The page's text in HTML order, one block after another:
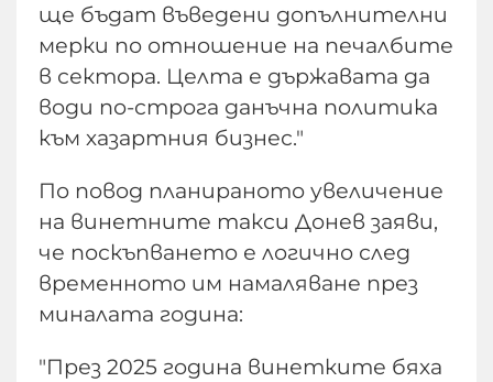
ще бъдат въведени допълнителни
мерки по отношение на печалбите
в сектора. Целта е държавата да
води по-строга данъчна политика
към хазартния бизнес."
По повод планираното увеличение
на винетните такси Донев заяви,
че поскъпването е логично след
временното им намаляване през
миналата година:
"През 2025 година винетките бяха